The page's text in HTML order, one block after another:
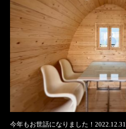
今年もお世話になりました！2022.12.31